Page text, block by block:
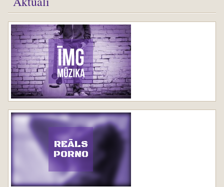
REĀLS
PORNO